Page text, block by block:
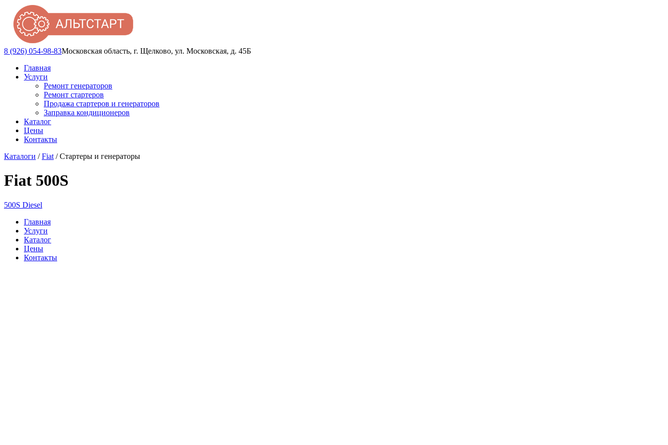
8 (926) 054-98-83Московская область, г. Щелково, ул. Московская, д. 45Б
Главная
Услуги
Ремонт генераторов
Ремонт стартеров
Продажа стартеров и генераторов
Заправка кондиционеров
Каталог
Цены
Контакты
Каталоги /Fiat / Стартеры и генераторы
Fiat 500S
500S Diesel
Главная
Услуги
Каталог
Цены
Контакты